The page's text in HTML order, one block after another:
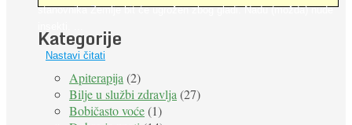
stanovnika Zemlje bit će ugrožen zbog gladi. Nadu (možda) nude
Nastavi čitati
Kategorije
Apiterapija (2)
Bilje u službi zdravlja (27)
Bobičasto voće(1)